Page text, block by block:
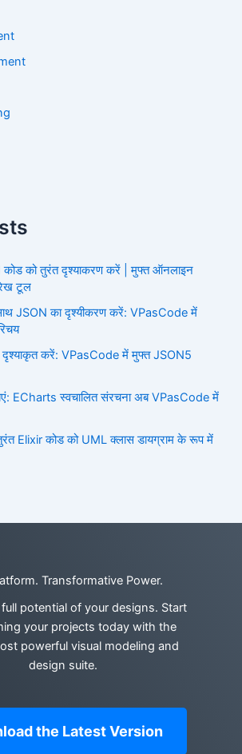
को तुरंत दृश्याकरण करें | मुफ्त ऑनलाइन
टूल
JSON का दृश्यीकरण करें: VPasCode में
करें: VPasCode में मुफ्त JSON5
ECharts स्वचालित संरचना अब VPasCode में
Elixir कोड को UML क्लास डायग्राम के रूप में
Transformative Power.
potential of your designs. Start
your projects today with the
powerful visual modeling and
design suite.
the Latest Version